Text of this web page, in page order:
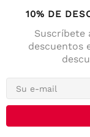
10% DE
Suscríbete
descuentos
Die